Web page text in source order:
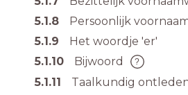
5.1.8
Persoonlijk
5.1.9
Het woordje 'er'
5.1.10
Bijwoord
5.1.11
Taalkundig